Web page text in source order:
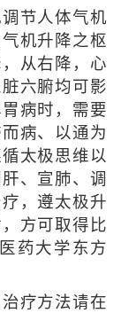
节人体气机
机升降之枢
从右降，心
六腑均可影
病时，需要
病、以通为
太极思维以
、宣肺、调
，遵太极升
方可取得比
药大学东方
疗方法请在